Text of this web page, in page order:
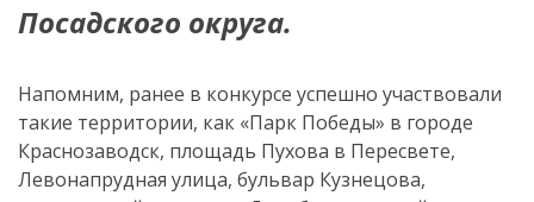
Посадского округа.
Напомним, ранее в конкурсе успешно участвовали
такие территории, как «Парк Победы» в городе
Краснозаводск, площадь Пухова в Пересвете,
Левонапрудная улица, бульвар Кузнецова,